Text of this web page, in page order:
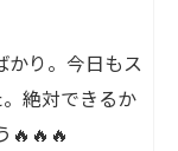
かり。今日もス
絶対できるか
🔥🔥🔥